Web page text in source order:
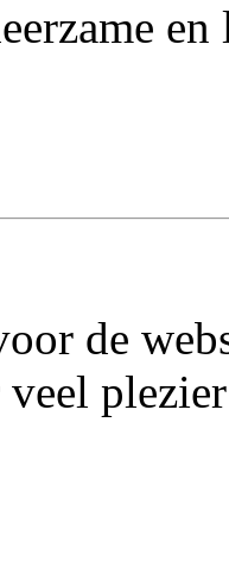
de
veel